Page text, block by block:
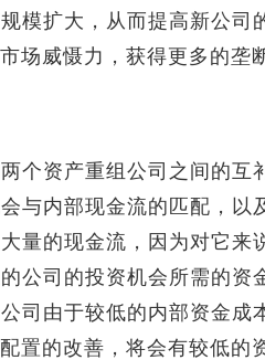
模扩大，从而提高新公司
场威慑力，获得更多的垄
个资产重组公司之间的互
与内部现金流的匹配，以
量的现金流，因为对它来
公司的投资机会所需的资
司由于较低的内部资金成
置的改善，将会有较低的